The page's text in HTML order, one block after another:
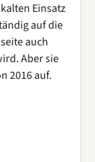
Einsatz
auf die
auch
Aber sie
2016 auf.